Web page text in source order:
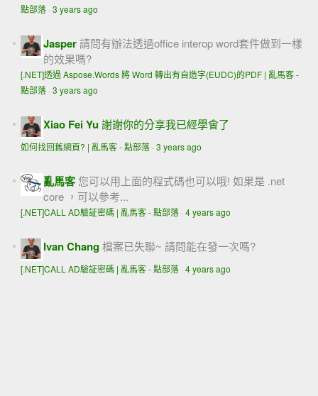
點部落· 3 years ago
Jasper請問有辦法透過office interop word套件做到一樣
的效果嗎?
[.NET]透過 Aspose.Words 將 Word 轉出有自造字(EUDC)的PDF | 亂馬客 -
點部落· 3 years ago
Xiao Fei Yu謝謝你的分享我已經學會了
如何找回舊網頁? | 亂馬客 - 點部落· 3 years ago
亂馬客 您可以用上面的程式碼也可以哦! 如果是 .net
core ，可以參考...
[.NET]CALL AD驗証密碼 | 亂馬客 - 點部落· 4 years ago
Ivan Chang檔案已失聯~ 請問能在發一次嗎?
[.NET]CALL AD驗証密碼 | 亂馬客 - 點部落· 4 years ago